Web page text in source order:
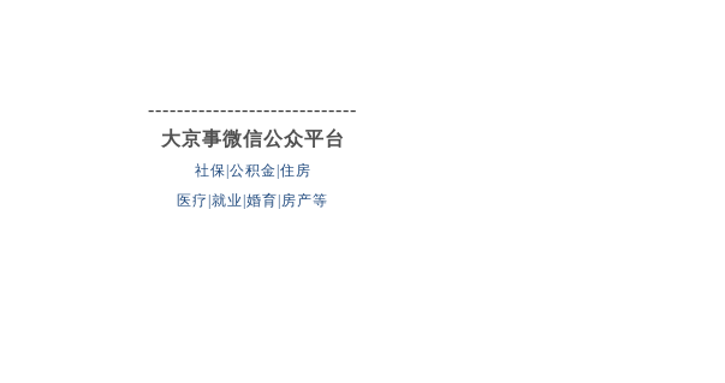
-----------------------------
大京事微信公众平台
社保|公积金|住房
医疗|就业|婚育|房产等